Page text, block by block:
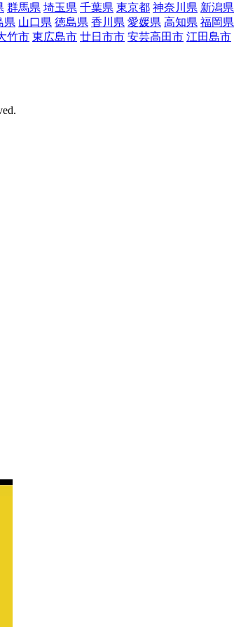
群馬県 埼玉県 千葉県 東京都 神奈川県 新潟県
県 山口県 徳島県 香川県 愛媛県 高知県 福岡県
竹市 東広島市 廿日市市 安芸高田市 江田島市